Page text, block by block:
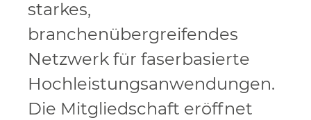
starkes,
branchenübergreifendes
Netzwerk für faserbasierte
Hochleistungsanwendungen.
Die Mitgliedschaft eröffnet